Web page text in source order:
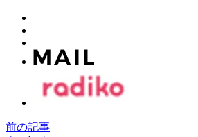
前の記事